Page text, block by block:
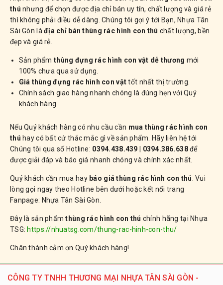
thú nhưng để chọn được địa chỉ bán uy tín, chất lượng và giá rẻ
thì không phải điều dễ dàng. Chúng tôi gợi ý tới Bạn, Nhựa Tân
Sài Gòn làđịa chỉ bán thùng rác hình con thú chất lượng, bền
đẹp và giá rẻ.
Sản phẩmthùng đựng rác hình con vật dễ thương mới
100% chưa qua sử dụng.
Giá thùng đựng rác hình con vậttốt nhất thị trường.
Chính sách giao hàng nhanh chóng là đúng hẹn với Quý
khách hàng.
Nếu Quý khách hàng có nhu cầu cần mua thùng rác hình con
thú hay có bất cứ thắc mắc gì về sản phẩm. Hãy liên hệ tới
Chúng tôi qua số Hotline: 0394.438.439 0394.386.638để
được giải đáp và báo giá nhanh chóng và chính xác nhất.
Quý khách cần mua hay báo giá thùng rác hình con thú . Vui
lòng gọi ngay theo Hotline bên dưới hoặc kết nối trang
Fanpage: Nhựa Tân Sài Gòn.
Đây là sản phẩmthùng rác hình con thú chính hãng tại Nhựa
TSG: https://nhuatsg.com/thung-rac-hinh-con-thu/
Chân thành cảm ơn Quý khách hàng!
CÔNG TY TNHH THƯƠNG MẠI NHỰA TÂN SÀI GÒN -